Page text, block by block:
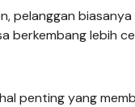
pelanggan
berkembang lebih
penting yang